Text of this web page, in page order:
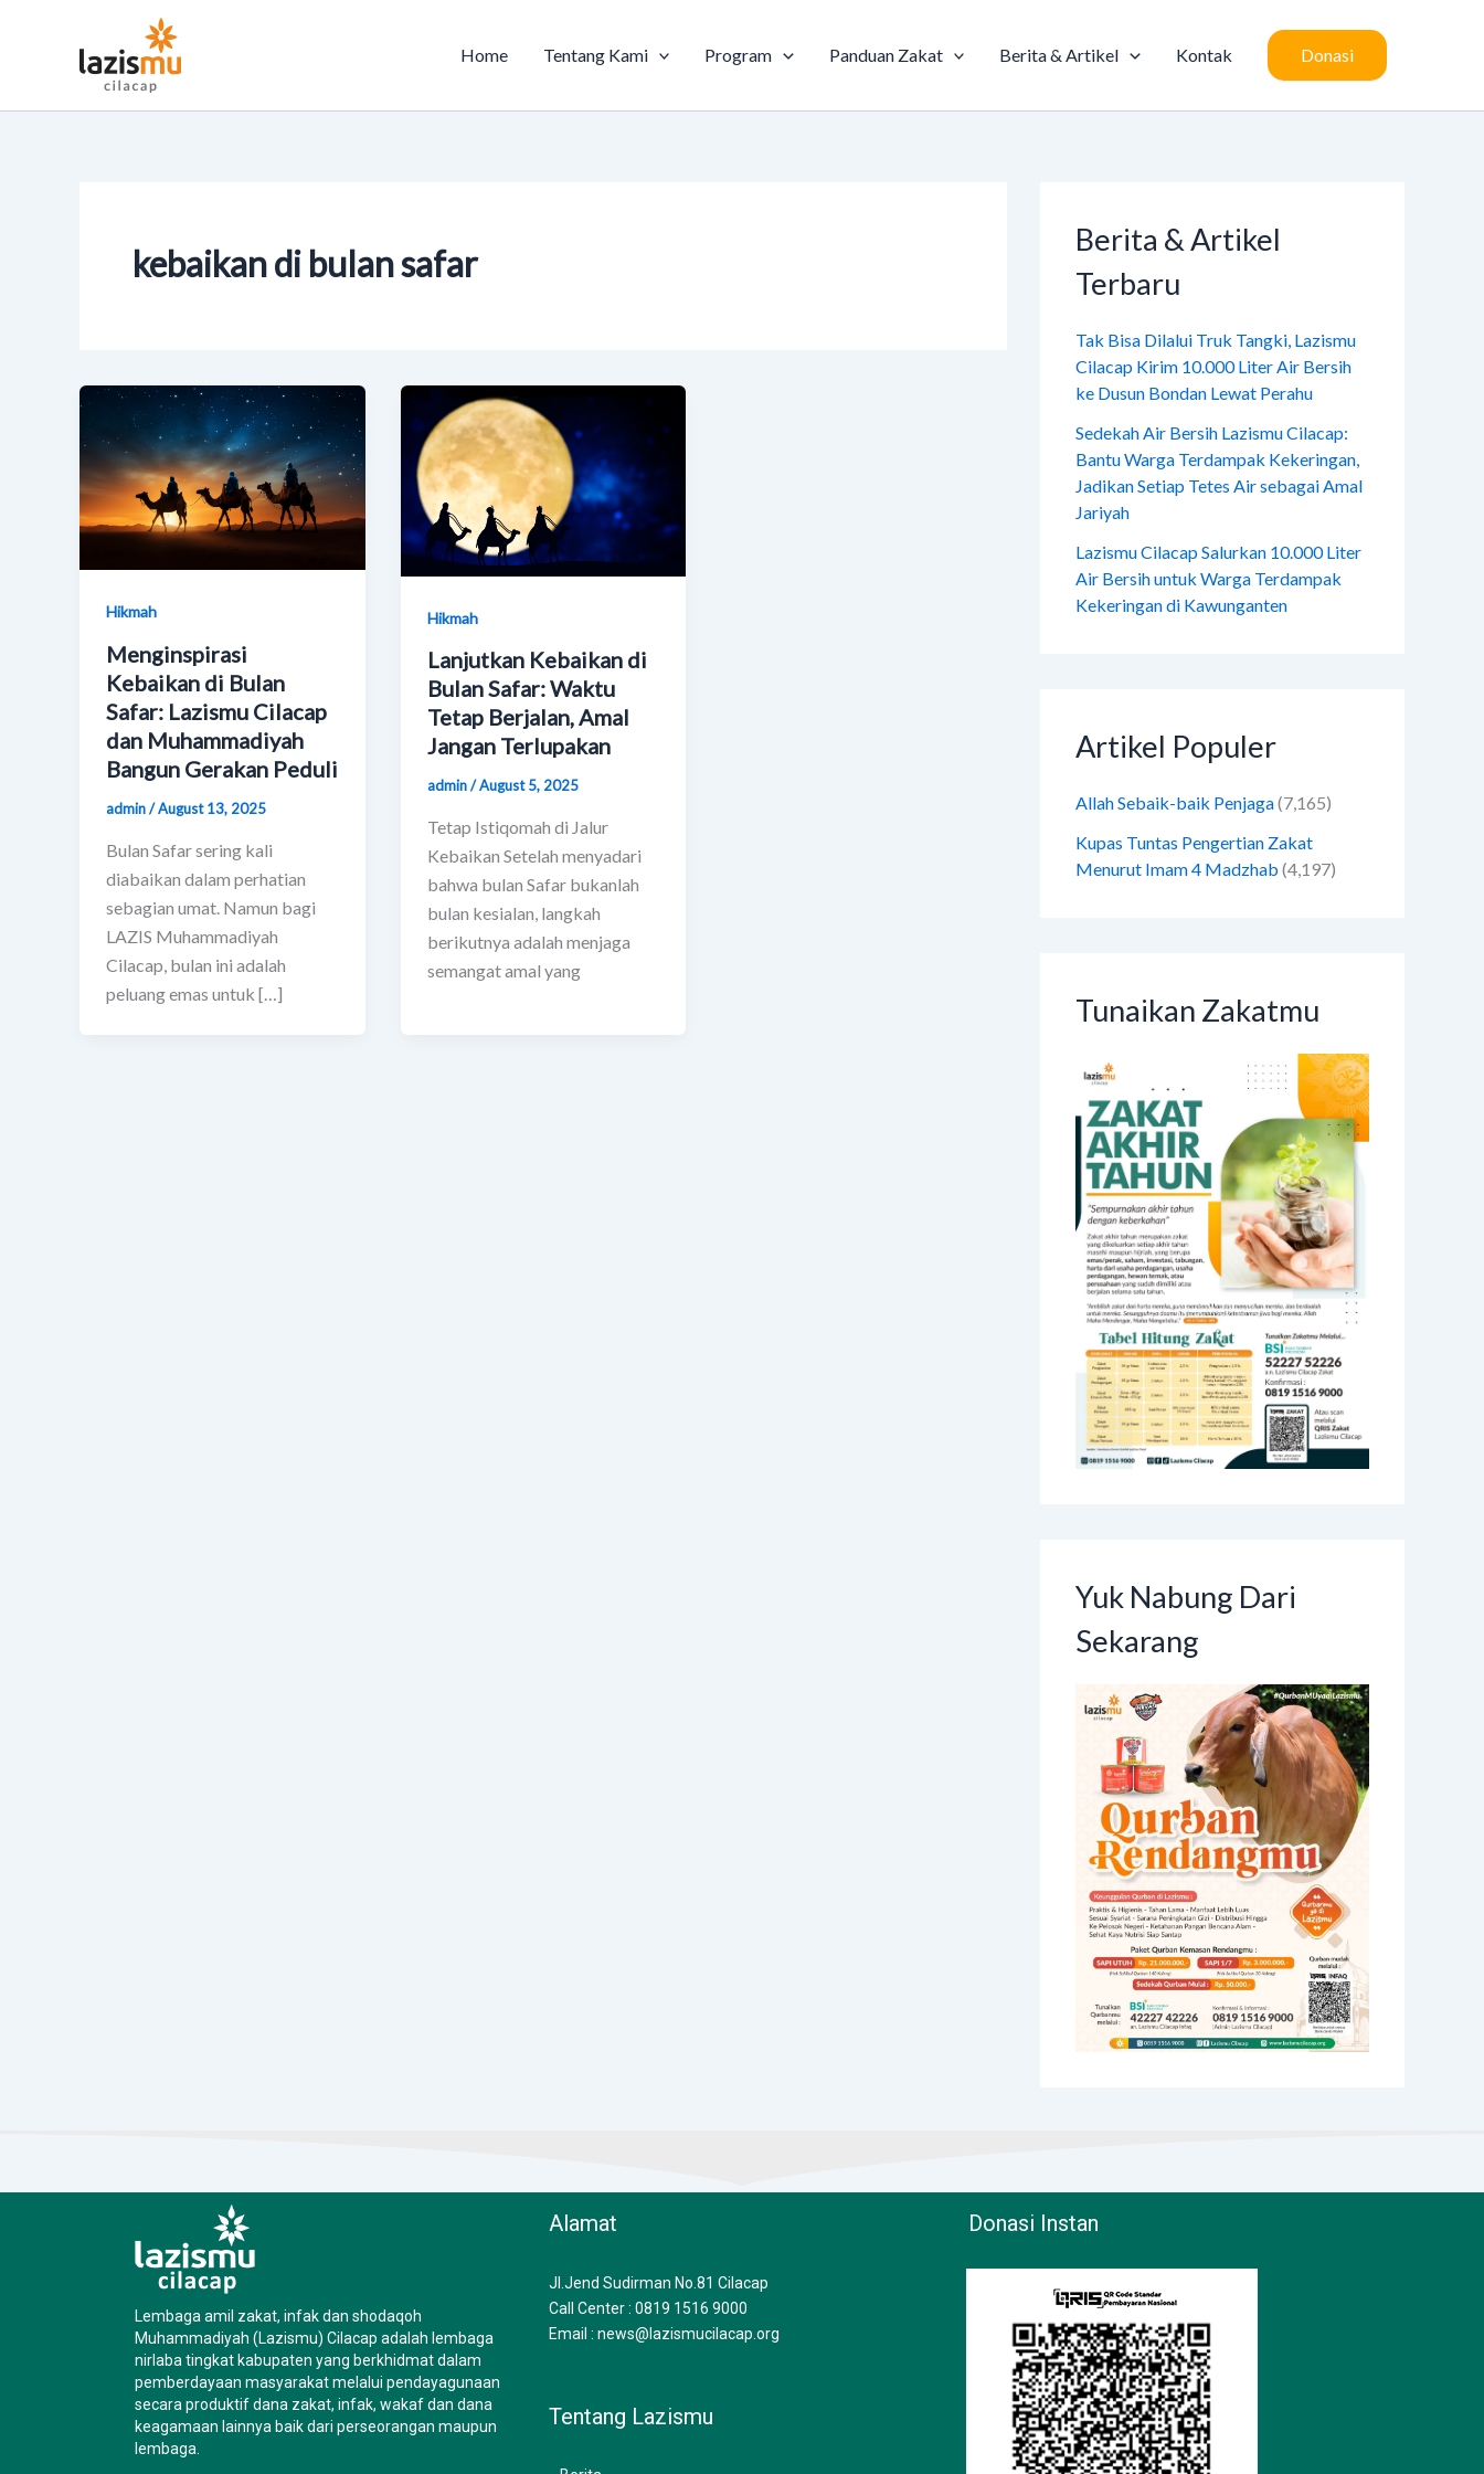
Home Tentang Kami Program Panduan Zakat Berita & Artikel Kontak Donasi
kebaikan di bulan safar
Hikmah
Menginspirasi
Kebaikan di Bulan
Safar: Lazismu Cilacap
dan Muhammadiyah
Bangun Gerakan Peduli
admin/August 13, 2025
Bulan Safar sering kali
diabaikan dalam perhatian
sebagian umat. Namun bagi
LAZIS Muhammadiyah
Cilacap, bulan ini adalah
peluang emas untuk […]
Hikmah
Lanjutkan Kebaikan di
Bulan Safar: Waktu
Tetap Berjalan, Amal
Jangan Terlupakan
admin/August 5, 2025
Tetap Istiqomah di Jalur
Kebaikan Setelah menyadari
bahwa bulan Safar bukanlah
bulan kesialan, langkah
berikutnya adalah menjaga
semangat amal yang
Berita & Artikel
Terbaru
Tak Bisa Dilalui Truk Tangki, Lazismu
Cilacap Kirim 10.000 Liter Air Bersih
ke Dusun Bondan Lewat Perahu
Sedekah Air Bersih Lazismu Cilacap:
Bantu Warga Terdampak Kekeringan,
Jadikan Setiap Tetes Air sebagai Amal
Jariyah
Lazismu Cilacap Salurkan 10.000 Liter
Air Bersih untuk Warga Terdampak
Kekeringan di Kawunganten
Artikel Populer
Allah Sebaik-baik Penjaga(7,165)
Kupas Tuntas Pengertian Zakat
Menurut Imam 4 Madzhab (4,197)
Tunaikan Zakatmu
Yuk Nabung Dari
Sekarang
Lembaga amil zakat, infak dan shodaqoh
Muhammadiyah (Lazismu) Cilacap adalah lembaga
nirlaba tingkat kabupaten yang berkhidmat dalam
pemberdayaan masyarakat melalui pendayagunaan
secara produktif dana zakat, infak, wakaf dan dana
keagamaan lainnya baik dari perseorangan maupun
lembaga.
Alamat
Jl.Jend Sudirman No.81 Cilacap
Call Center : 0819 1516 9000
Email : news@lazismucilacap.org
Tentang Lazismu
Donasi Instan